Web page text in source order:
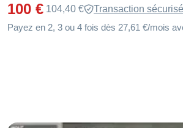
100 € 104,40 €
Transaction
Payez en 2, 3 ou 4 fois dès 27,61 €/mois